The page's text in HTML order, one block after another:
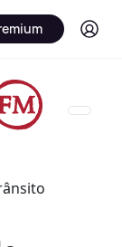
Log in